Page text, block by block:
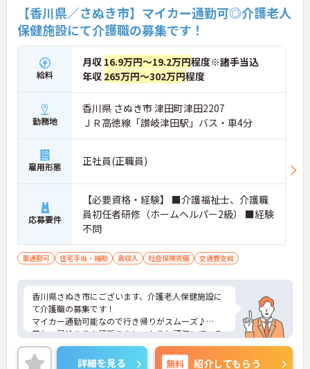
【香川県／さぬき市】マイカー通勤可◎介護老人
保健施設にて介護職の募集です！
給料
月収 16.9万円～19.2万円程度※諸手当込
年収 265万円～302万円程度
勤務地
香川県 さぬき市 津田町津田2207
ＪＲ高徳線「讃岐津田駅」バス・車4分
雇用形態 正社員(正職員)
応募要件
【必要資格・経験】 ■介護福祉士、介護職
員初任者研修（ホームヘルパー2級） ■経験
不問
車通勤可 住宅手当・補助 高収入 社会保険完備 交通費支給
香川県さぬき市にございます、介護老人保健施設に
て介護職の募集です！
マイカー通勤可能なので行き帰りがスムーズ♪
賞与・昇給あり！頑張りをしっかりと評価している
ので、モチベーションを保ちやすい環境です★
また、育児休暇制度がありますので、ライフステー
詳細を見る 無料 紹介してもらう